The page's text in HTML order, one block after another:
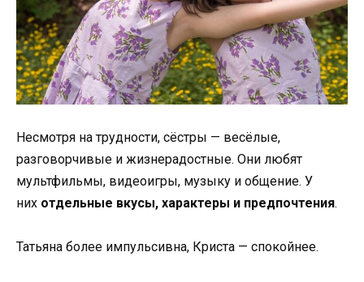
Несмотря на трудности, сёстры — весёлые,
разговорчивые и жизнерадостные. Они любят
мультфильмы, видеоигры, музыку и общение. У
них отдельные вкусы, характеры и предпочтения.
Татьяна более импульсивна, Криста — спокойнее.